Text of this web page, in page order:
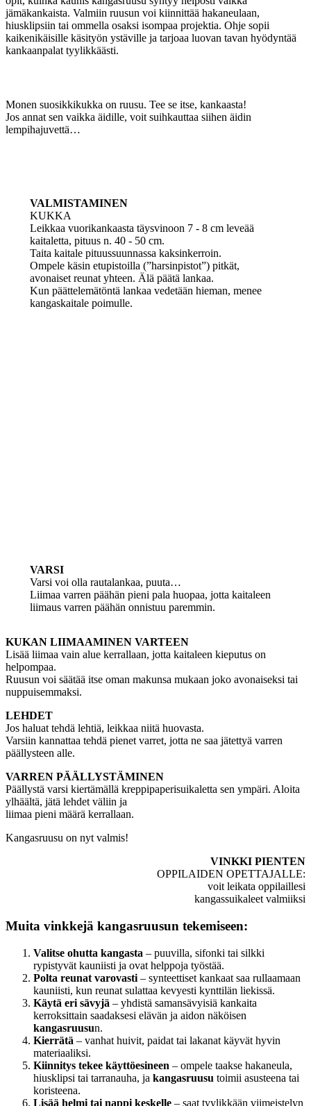
jämäkankaista. Valmiin ruusun voi kiinnittää hakaneulaan,
hiusklipsiin tai ommella osaksi isompaa projektia. Ohje sopii
kaikenikäisille käsityön ystäville ja tarjoaa luovan tavan hyödyntää
kankaanpalat tyylikkäästi.
Monen suosikkikukka on ruusu. Tee se itse, kankaasta!
Jos annat sen vaikka äidille, voit suihkauttaa siihen äidin
lempihajuvettä…
VALMISTAMINEN
KUKKA
Leikkaa vuorikankaasta täysvinoon 7 - 8 cm leveää
kaitaletta, pituus n. 40 - 50 cm.
Taita kaitale pituussuunnassa kaksinkerroin.
Ompele käsin etupistoilla (”harsinpistot”) pitkät,
avonaiset reunat yhteen. Älä päätä lankaa.
Kun päättelemätöntä lankaa vedetään hieman, menee
kangaskaitale poimulle.
VARSI
Varsi voi olla rautalankaa, puuta…
Liimaa varren päähän pieni pala huopaa, jotta kaitaleen
liimaus varren päähän onnistuu paremmin.
KUKAN LIIMAAMINEN VARTEEN
Lisää liimaa vain alue kerrallaan, jotta kaitaleen kieputus on
helpompaa.
Ruusun voi säätää itse oman makunsa mukaan joko avonaiseksi tai
nuppuisemmaksi.
LEHDET
Jos haluat tehdä lehtiä, leikkaa niitä huovasta.
Varsiin kannattaa tehdä pienet varret, jotta ne saa jätettyä varren
päällysteen alle.
VARREN PÄÄLLYSTÄMINEN
Päällystä varsi kiertämällä kreppipaperisuikaletta sen ympäri. Aloita
ylhäältä, jätä lehdet väliin ja
liimaa pieni määrä kerrallaan.
Kangasruusu on nyt valmis!
VINKKI PIENTEN
OPPILAIDEN OPETTAJALLE:
voit leikata oppilaillesi
kangassuikaleet valmiiksi
Muita vinkkejä kangasruusun tekemiseen:
Valitse ohutta kangasta – puuvilla, sifonki tai silkki
rypistyvät kauniisti ja ovat helppoja työstää.
Polta reunat varovasti – synteettiset kankaat saa rullaamaan
kauniisti, kun reunat sulattaa kevyesti kynttilän liekissä.
Käytä eri sävyjä – yhdistä samansävyisiä kankaita
kerroksittain saadaksesi elävän ja aidon näköisen
kangasruusun.
Kierrätä – vanhat huivit, paidat tai lakanat käyvät hyvin
materiaaliksi.
Kiinnitys tekee käyttöesineen – ompele taakse hakaneula,
hiusklipsi tai tarranauha, ja kangasruusu toimii asusteena tai
koristeena.
Lisää helmi tai nappi keskelle – saat tyylikkään viimeistelyn